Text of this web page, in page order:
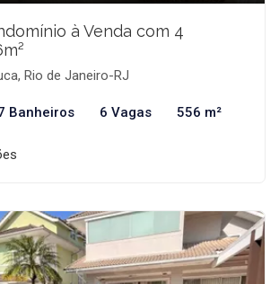
à Venda com 4
Rio de Janeiro-RJ
Banheiros 6 Vagas 556 m²